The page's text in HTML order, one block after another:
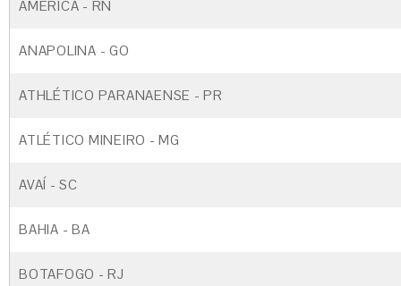
AMÉRICA - RN
ANAPOLINA - GO
ATHLÉTICO PARANAENSE - PR
ATLÉTICO MINEIRO - MG
AVAÍ - SC
BAHIA - BA
BOTAFOGO - RJ